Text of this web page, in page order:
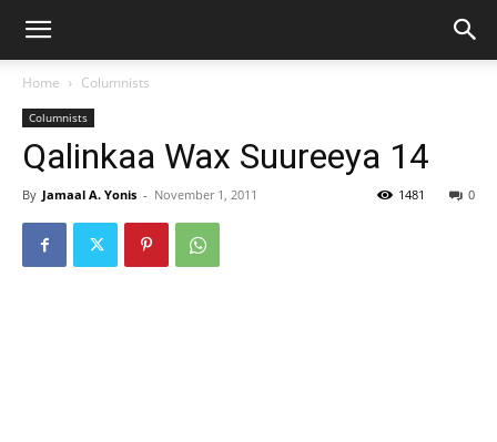
Home Columnists
Columnists
Qalinkaa Wax Suureeya 14
By Jamaal A. Yonis - November 1, 2011 0
1481